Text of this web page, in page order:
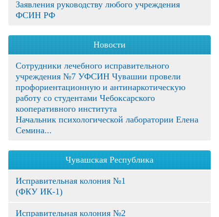
Заявления руководству любого учреждения
ФСИН РФ
Новости
Сотрудники лечебного исправительного
учреждения №7 УФСИН Чувашии провели
профориентационную и антинаркотическую
работу со студентами Чебоксарского
кооперативного института
Начальник психологической лаборатории Елена
Семина...
Чувашская Республика
Исправительная колония №1
(ФКУ ИК-1)
Исправительная колония №2